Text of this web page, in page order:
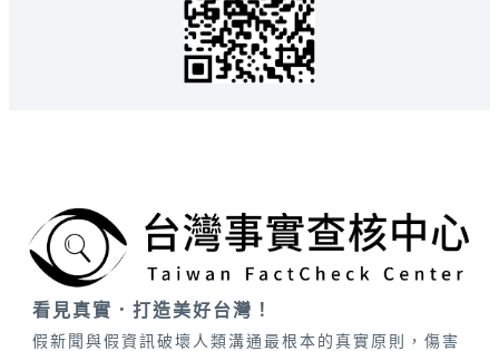
看見真實．打造美好台灣！
假新聞與假資訊破壞人類溝通最根本的真實原則，傷害